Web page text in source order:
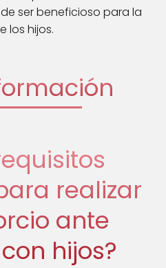
ser beneficioso para la
los hijos.
realizar
ante
hijos?